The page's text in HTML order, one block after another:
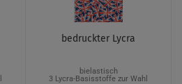
bedruckter Lycra
bielastisch
3 Lycra-Basisstoffe zur Wahl